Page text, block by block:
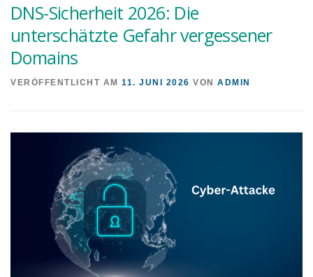
DNS-Sicherheit 2026: Die
unterschätzte Gefahr vergessener
Domains
VERÖFFENTLICHT AM 11. JUNI 2026 VON ADMIN